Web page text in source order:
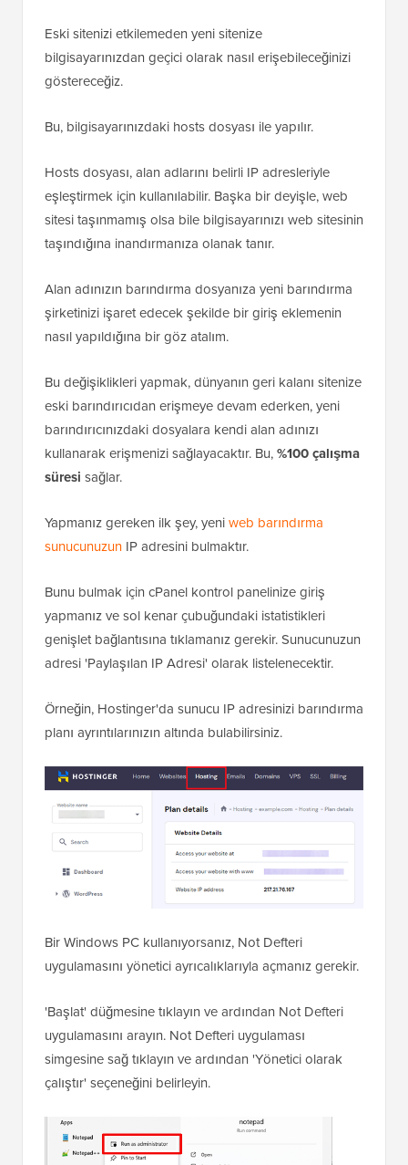
Eski sitenizi etkilemeden yeni sitenize
bilgisayarınızdan geçici olarak nasıl erişebileceğinizi
göstereceğiz.
Bu, bilgisayarınızdaki hosts dosyası ile yapılır.
Hosts dosyası, alan adlarını belirli IP adresleriyle
eşleştirmek için kullanılabilir. Başka bir deyişle, web
sitesi taşınmamış olsa bile bilgisayarınızı web sitesinin
taşındığına inandırmanıza olanak tanır.
Alan adınızın barındırma dosyanıza yeni barındırma
şirketinizi işaret edecek şekilde bir giriş eklemenin
nasıl yapıldığına bir göz atalım.
Bu değişiklikleri yapmak, dünyanın geri kalanı sitenize
eski barındırıcıdan erişmeye devam ederken, yeni
barındırıcınızdaki dosyalara kendi alan adınızı
kullanarak erişmenizi sağlayacaktır. Bu,%100 çalışma
süresi sağlar.
Yapmanız gereken ilk şey, yeniweb barındırma
sunucunuzun IP adresini bulmaktır.
Bunu bulmak için cPanel kontrol panelinize giriş
yapmanız ve sol kenar çubuğundaki istatistikleri
genişlet bağlantısına tıklamanız gerekir. Sunucunuzun
adresi 'Paylaşılan IP Adresi' olarak listelenecektir.
Örneğin, Hostinger'da sunucu IP adresinizi barındırma
planı ayrıntılarınızın altında bulabilirsiniz.
Bir Windows PC kullanıyorsanız, Not Defteri
uygulamasını yönetici ayrıcalıklarıyla açmanız gerekir.
'Başlat' düğmesine tıklayın ve ardından Not Defteri
uygulamasını arayın. Not Defteri uygulaması
simgesine sağ tıklayın ve ardından 'Yönetici olarak
çalıştır' seçeneğini belirleyin.